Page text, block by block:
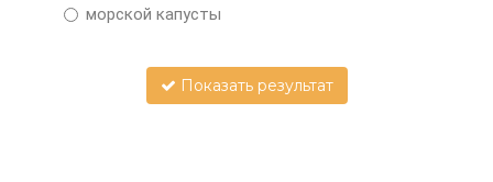
морской капусты
Показать результат